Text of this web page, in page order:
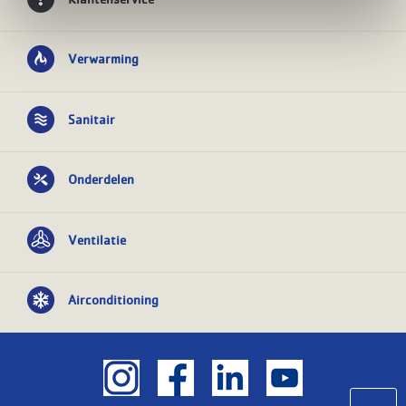
Verwarming
Sanitair
Onderdelen
Ventilatie
Airconditioning